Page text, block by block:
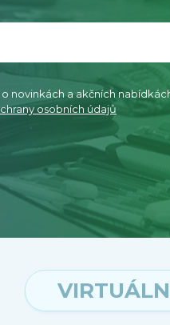
novinkách a akčních
osobních údajů